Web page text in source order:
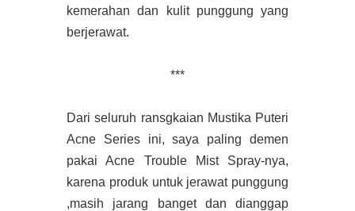
kemerahan dan kulit punggung yang
berjerawat.
***
Dari seluruh ransgkaian Mustika Puteri
Acne Series ini, saya paling demen
pakai Acne Trouble Mist Spray-nya,
karena produk untuk jerawat punggung
,masih jarang banget dan dianggap